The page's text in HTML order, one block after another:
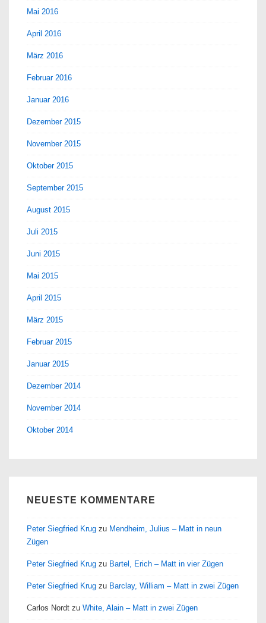
Mai 2016
April 2016
März 2016
Februar 2016
Januar 2016
Dezember 2015
November 2015
Oktober 2015
September 2015
August 2015
Juli 2015
Juni 2015
Mai 2015
April 2015
März 2015
Februar 2015
Januar 2015
Dezember 2014
November 2014
Oktober 2014
NEUESTE KOMMENTARE
Peter Siegfried Krug zu Mendheim, Julius – Matt in neun
Zügen
Peter Siegfried Krug zu Bartel, Erich – Matt in vier Zügen
Peter Siegfried Krug zu Barclay, William – Matt in zwei Zügen
Carlos Nordt zu White, Alain – Matt in zwei Zügen